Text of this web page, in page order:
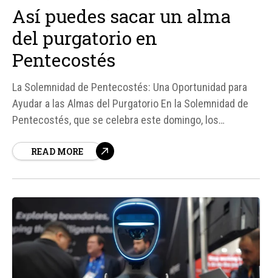
Así puedes sacar un alma
del purgatorio en
Pentecostés
La Solemnidad de Pentecostés: Una Oportunidad para
Ayudar a las Almas del Purgatorio En la Solemnidad de
Pentecostés, que se celebra este domingo, los
indulgencia plenaria, tanto para ellos mismos como para
READ MORE